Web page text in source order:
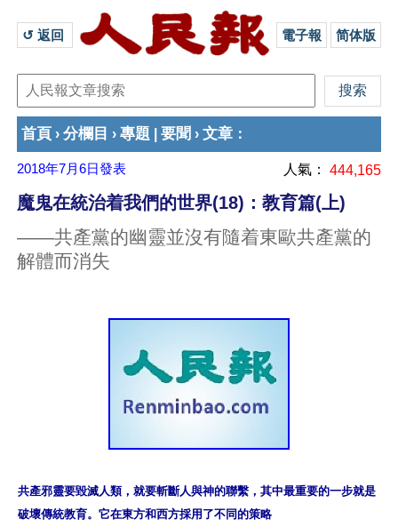
↺ 返回 電子報 简体版
首頁 › 分欄目 › 專題 要聞 › 文章 ：
2018年7月6日發表 人氣： 444,165
魔鬼在統治着我們的世界(18)：教育篇(上)
——共產黨的幽靈並沒有隨着東歐共產黨的
解體而消失
共產邪靈要毀滅人類，就要斬斷人與神的聯繫，其中最重要的一步就是
破壞傳統教育。它在東方和西方採用了不同的策略